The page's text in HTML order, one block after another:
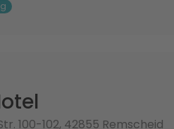
100-102, 42855 Remscheid